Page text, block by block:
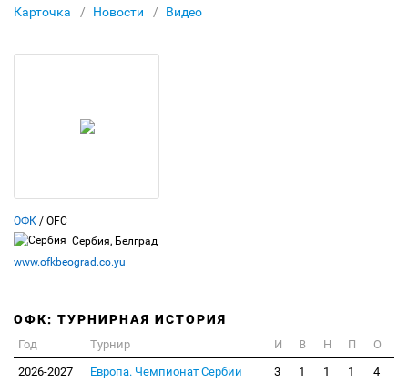
Карточка Новости Видео
ОФК / OFC
Сербия, Белград
www.ofkbeograd.co.yu
ОФК: ТУРНИРНАЯ ИСТОРИЯ
Год Турнир И В Н П
О
2026-2027
Европа. Чемпионат Сербии 3 1 1 1
4